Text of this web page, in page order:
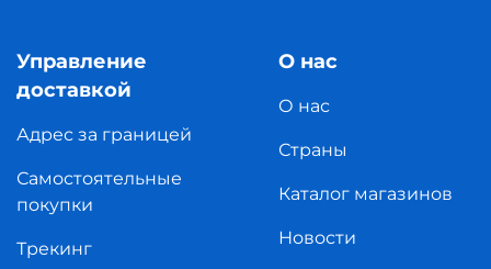
Управление
доставкой
Адрес за границей
Самостоятельные
покупки
Трекинг
О нас
О нас
Страны
Каталог магазинов
Новости